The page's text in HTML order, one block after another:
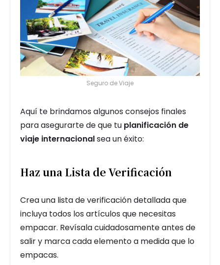
Seguro de Viaje
Aquí te brindamos algunos consejos finales
para asegurarte de que tu planificación de
viaje internacionalsea un éxito:
Haz una Lista de Verificación
Crea una lista de verificación detallada que
incluya todos los artículos que necesitas
empacar. Revísala cuidadosamente antes de
salir y marca cada elemento a medida que lo
empacas.